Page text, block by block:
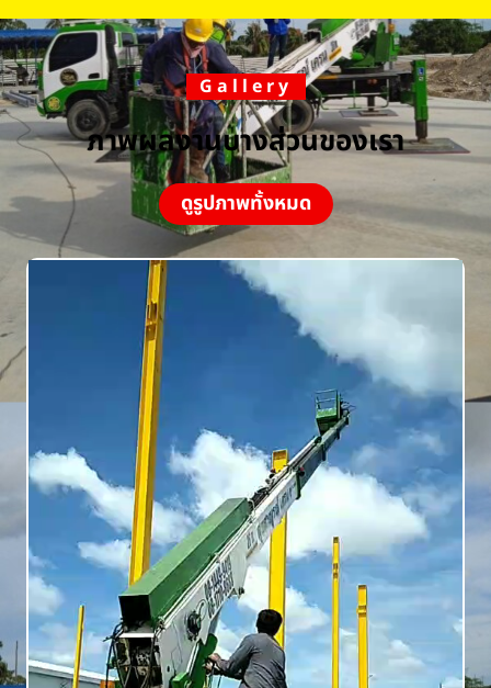
Gallery
ภาพผลงานบางส่วนของเรา
ดูรูปภาพทั้งหมด